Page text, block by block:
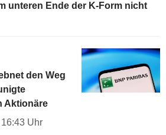
unteren Ende der K-Form nicht
den Weg
Aktionäre
Uhr